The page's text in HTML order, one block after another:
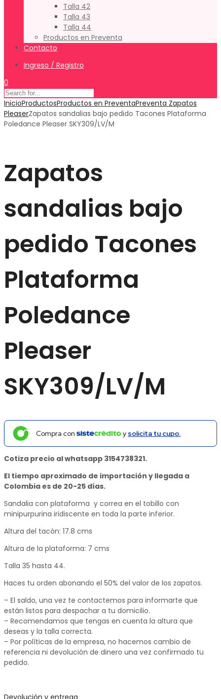
Talla 42
Talla 43
Talla 44
Productos en Preventa
Contacto
Ingreso / Registro
0
InicioProductosProductos en PreventaPreventa Zapatos
PleaserZapatos sandalias bajo pedido Tacones Plataforma
Poledance Pleaser SKY309/LV/M
Zapatos
sandalias bajo
pedido Tacones
Plataforma
Poledance
Pleaser
SKY309/LV/M
Compra con y solicita tu cupo.
Cotiza precio al whatsapp 3154738321.
El tiempo aproximado de importación y llegada a
Colombia es de 20-25 días.
Sandalia con plataforma y correa en el tobillo con
minipurpurina iridiscente en toda la parte inferior.
Altura del tacón: 17.8 cms
Altura de la plataforma: 7 cms
Talla 35 hasta 44.
Haces tu orden abonando el 50% del valor de los zapatos.
– El saldo, una vez te contactemos para informarte que
están listos para despachar a tu domicilio.
– Recomendamos que tengas en cuenta la altura que
deseas y la talla correcta.
– Por políticas de la empresa, no hacemos cambio de
referencia ni devolución de dinero una vez confirmado tu
pedido.